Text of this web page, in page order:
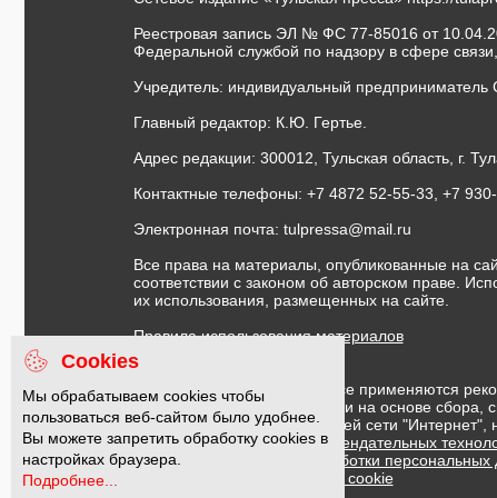
Реестровая запись ЭЛ № ФС 77-85016 от
Федеральной службой по надзору в сфере
Учредитель: индивидуальный
Главный редактор: К.Ю. Гертье.
Адрес редакции: 300012, Тульская область, г.
Контактные телефоны: +7 4872 52-55-33, +7
Электронная почта: tulpressa@mail.ru
Все права на материалы, опубликованные на
соответствии с законом об авторском праве.
их использования, размещенных на сайте.
Правила использования материалов
Договор публичной оферты
На информационном ресурсе применяются
предоставления информации на основе сбора,
предпочтениям пользователей сети
Правила применения рекомендательных
Политика в отношении обработки персональных
Политика обработки файлов cookie
Cookies
Мы обрабатываем cookies чтобы
пользоваться веб-сайтом было удобнее.
Вы можете запретить обработку cookies в
настройках браузера.
Подробнее...